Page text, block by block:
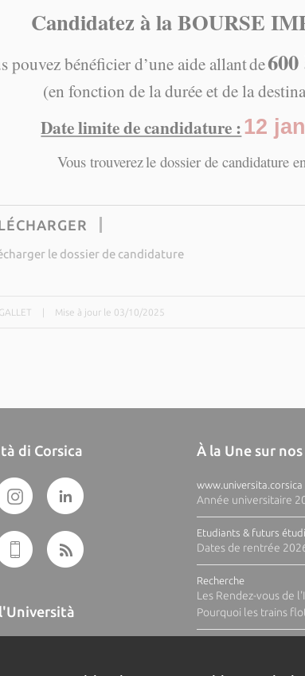
Candidatez à la BOURSE
pouvez bénéficier d’une aide allantde
(en fonction de la durée et de la
Date limite de candidature :12
Vous trouverezle dossier de candidature
le dossier de candidature
Mise à jour le 03/10/2025
di Corsica À la Une sur
www.universita.corsica
Année universitaire
Etudiants & futurs
Dates de rentrée
Recherche
Les Rendez-vous de
Pourquoi les trains